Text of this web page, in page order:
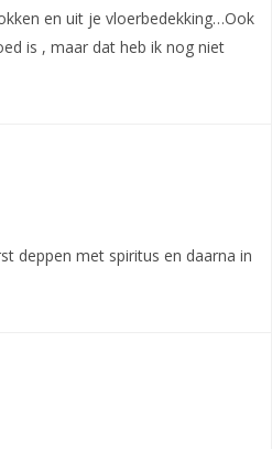
en uit je vloerbedekking…Ook
is , maar dat heb ik nog niet
deppen met spiritus en daarna in